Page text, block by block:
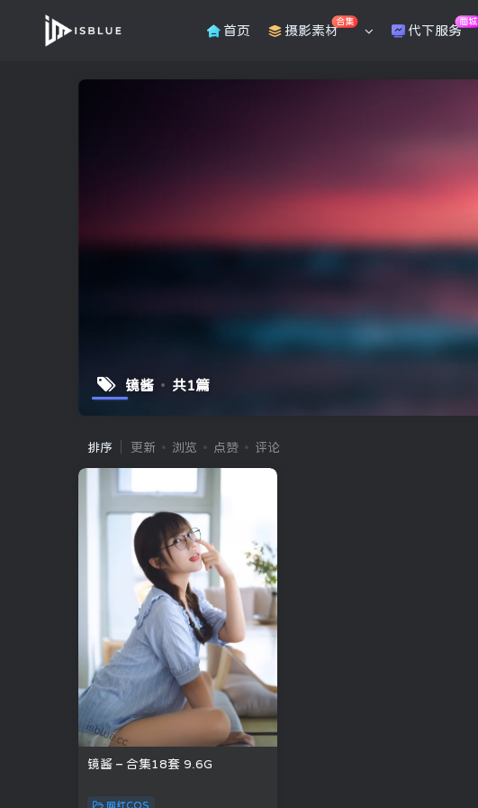
首页 摄影素材
合集
代下服务
商城
镜酱 共1篇
排序 更新 浏览 点赞 评论
镜酱 – 合集18套 9.6G